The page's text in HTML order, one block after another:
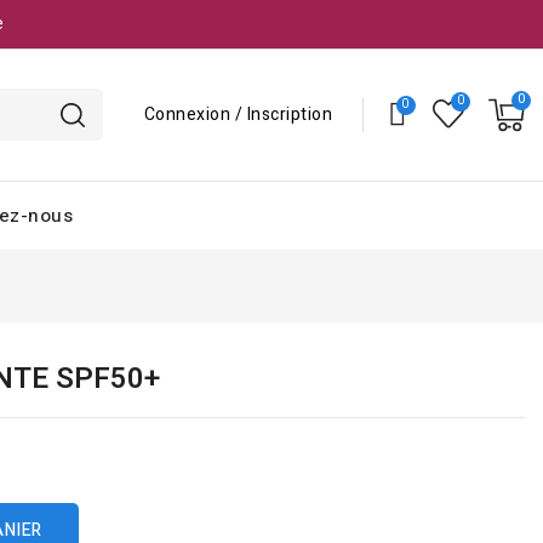
Connexion / Inscription
nous
SPF50+